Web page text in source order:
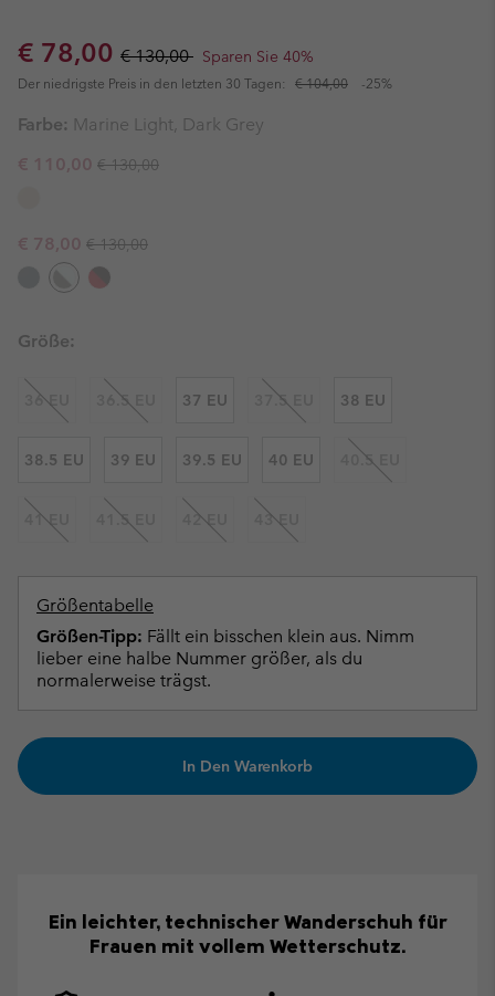
Sale price:
€ 78,00 Regular price:
€ 130,00 Sparen Sie 40%
Der niedrigste Preis in den letzten 30 Tagen: € 104,00 -25%
Farbe: Marine Light, Dark Grey
Sale price:
€ 110,00 Regular price:
€ 130,00
Sale price:
€ 78,00 Regular price:
€ 130,00
Größe:
36 EU 36.5 EU 37 EU 37.5 EU 38 EU
38.5 EU 39 EU 39.5 EU 40 EU 40.5 EU
41 EU 41.5 EU 42 EU 43 EU
Größentabelle
Größen-Tipp: Fällt ein bisschen klein aus. Nimm
lieber eine halbe Nummer größer, als du
normalerweise trägst.
In Den Warenkorb
Ein leichter, technischer Wanderschuh für
Frauen mit vollem Wetterschutz.